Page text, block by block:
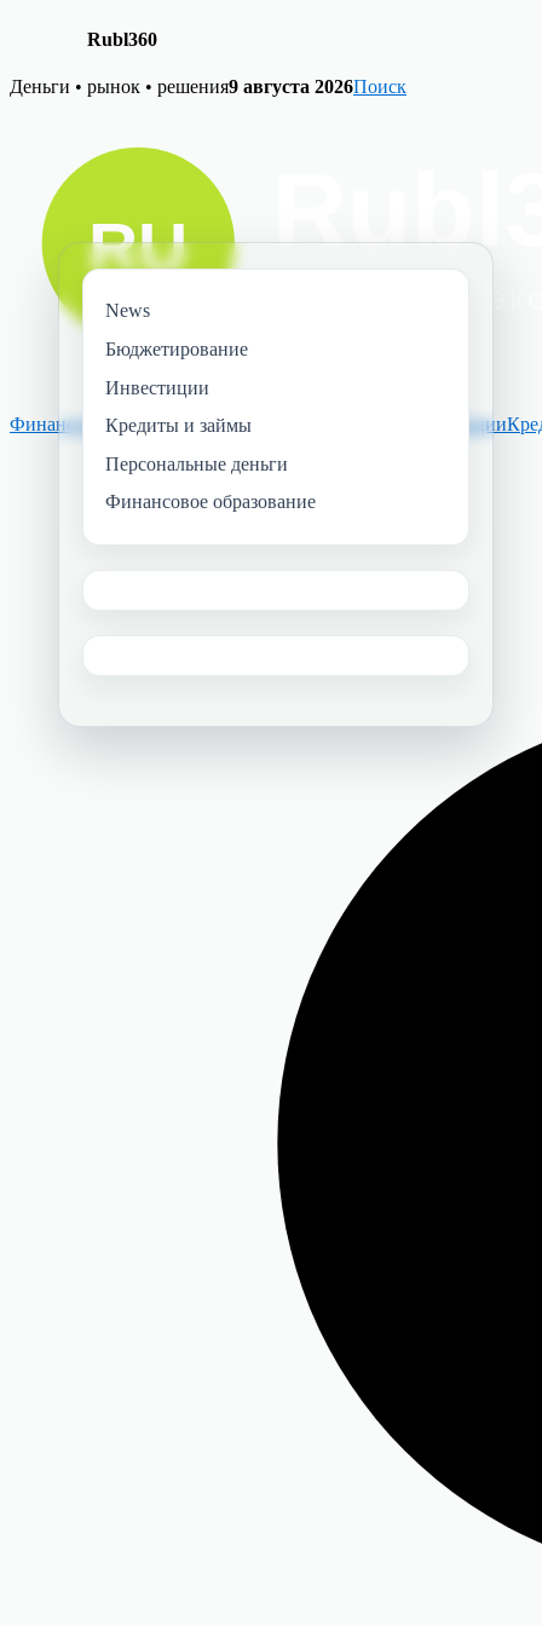
Rubl360
Skip
Деньги • рынок • решения9 августа 2026Поиск
Финансовое образованиеПерсональные деньги Инвестиции
News
Бюджетирование
Инвестиции
Кредиты и займы
Персональные деньги
Финансовое образование